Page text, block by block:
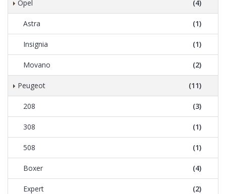
Opel (4)
Astra (1)
Insignia (1)
Movano (2)
Peugeot (11)
208 (3)
308 (1)
508 (1)
Boxer (4)
Expert (2)